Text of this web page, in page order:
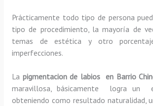
Prácticamente todo tipo de persona
tipo de procedimiento, la mayoría de
temas de estética y otro
imperfecciones.
La pigmentacion de labios en Barrio
maravillosa, básicamente
logra un
obteniendo como resultado naturalidad,